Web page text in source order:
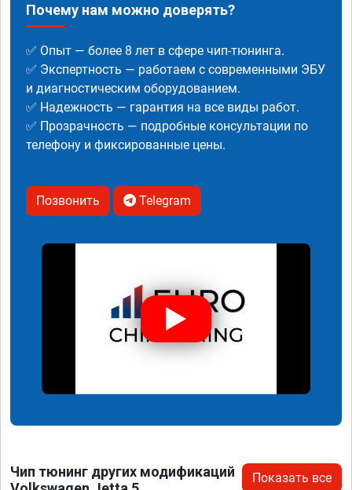
Почему нам можно доверять?
✅ Опыт — более 8 лет в сфере чип-тюнинга.
✅ Экспертность — работаем с современными ЭБУ
и диагностическим оборудованием.
✅ Надежность — гарантия на все виды работ.
✅ Прозрачность — подробные консультации по
телефону и фиксированные цены.
Позвонить Telegram
Чип тюнинг других модификаций
Показать все